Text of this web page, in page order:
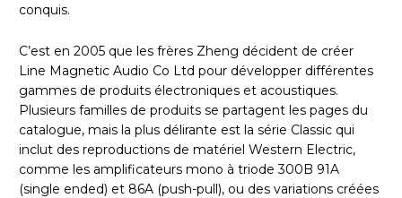
conquis.
C’est en 2005 que les frères Zheng décident de créer
Line Magnetic Audio Co Ltd pour développer différentes
gammes de produits électroniques et acoustiques.
Plusieurs familles de produits se partagent les pages du
catalogue, mais la plus délirante est la série Classic qui
inclut des reproductions de matériel Western Electric,
comme les amplificateurs mono à triode 300B 91A
(single ended) et 86A (push-pull), ou des variations créées